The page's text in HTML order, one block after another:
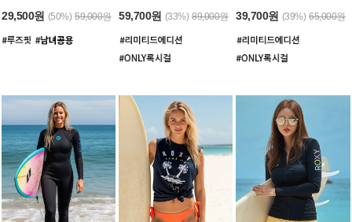
29,500원 (50%) 59,000원 59,700원 (33%) 89,000원 39,700원 (39%) 65,000원